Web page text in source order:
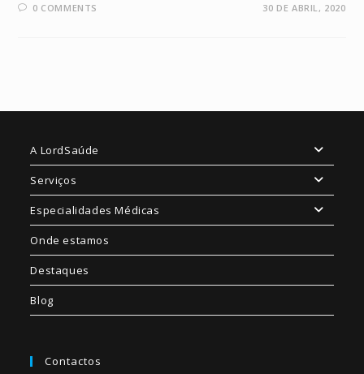
0 COMMENTS 30 DE ABRIL, 2020
A LordSaúde
Serviços
Especialidades Médicas
Onde estamos
Destaques
Blog
Contactos